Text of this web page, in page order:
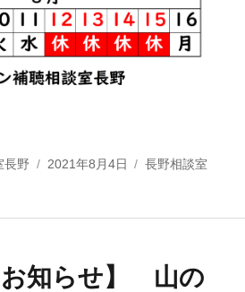
長野
投
2021年8月4日
カ
長野相談室
お知らせ】 山の